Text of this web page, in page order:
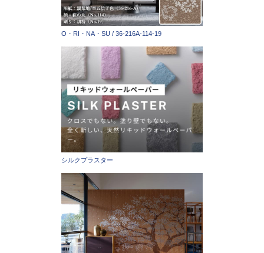
O・RI・NA・SU / 36-216A-114-19
シルクプラスター